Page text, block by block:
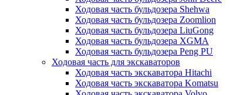
Ходовая часть бульдозера Shehwa
Ходовая часть бульдозера Zoomlion
Ходовая часть бульдозера LiuGong
Ходовая часть бульдозера XGMA
Ходовая часть бульдозера Peng PU
Ходовая часть для экскаваторов
Ходовая часть экскаватора Hitachi
Ходовая часть экскаватора Komatsu